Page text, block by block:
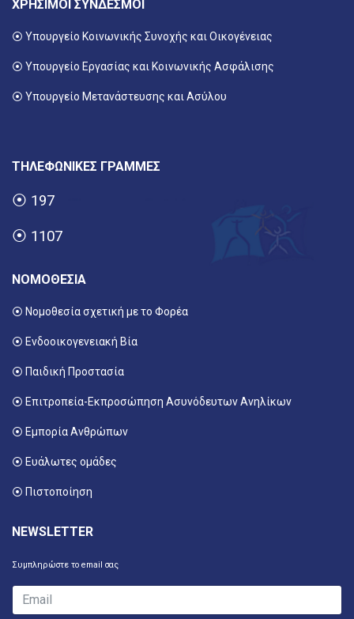
ΧΡΗΣΙΜΟΙ ΣΥΝΔΕΣΜΟΙ
⦿ Υπουργείο Κοινωνικής Συνοχής και Οικογένειας
⦿ Υπουργείο Εργασίας και Κοινωνικής Ασφάλισης
⦿ Υπουργείο Μετανάστευσης και Ασύλου
ΤΗΛΕΦΩΝΙΚΕΣ ΓΡΑΜΜΕΣ
⦿ 197
⦿ 1107
ΝΟΜΟΘΕΣΙΑ
⦿ Νομοθεσία σχετική με το Φορέα
⦿ Ενδοοικογενειακή Βία
⦿ Παιδική Προστασία
⦿ Επιτροπεία-Εκπροσώπηση Ασυνόδευτων Ανηλίκων
⦿ Εμπορία Ανθρώπων
⦿ Ευάλωτες ομάδες
⦿ Πιστοποίηση
NEWSLETTER
Συμπληρώστε το email σας